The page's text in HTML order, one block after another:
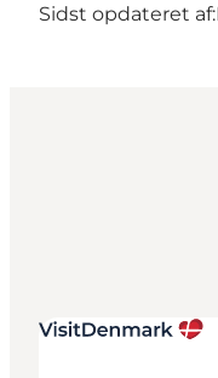
Sidst opdateret af: